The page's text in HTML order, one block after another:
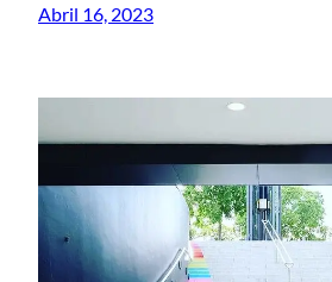
Abril 16, 2023